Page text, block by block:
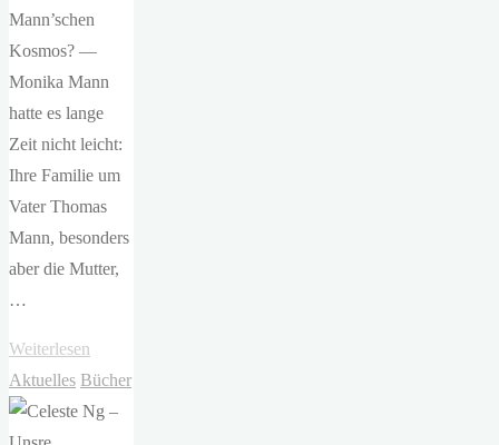
Mann’schen
Kosmos? —
Monika Mann
hatte es lange
Zeit nicht leicht:
Ihre Familie um
Vater Thomas
Mann, besonders
aber die Mutter,
…
Weiterlesen
Holzer
–
Aktuelles Bücher